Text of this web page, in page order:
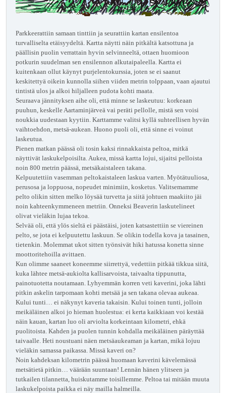
Parkkeerattiin samaan tinttiin ja seurattiin kartan ensilentoa
turvalliselta etäisyydeltä. Kartta näytti näin pitkältä katsottuna ja
päällisin puolin verrattain hyvin selvinneeltä, ottaen huomioon
potkurin suudelman sen ensilennon alkutaipaleella. Kartta ei
kuitenkaan ollut käynyt purjelentokurssia, joten se ei saanut
keskitettyä oikein kunnolla siihen viiden metrin tolppaan, vaan ajautui
tintistä ulos ja alkoi hiljalleen pudota kohti maata.
Seuraava jännityksen aihe oli, että minne se laskeutuu: korkeaan
puuhun, keskelle Aartaminjärveä vai peräti pellolle, mistä sen voisi
noukkia uudestaan kyytiin. Karttamme valitsi kyllä suhteellisen hyvän
vaihtoehdon, metsä-aukean. Huono puoli oli, että sinne ei voinut
laskeutua.
Pienen matkan päässä oli tosin kaksi rinnakkaista peltoa, mitkä
näyttivät laskukelpoisilta. Aukea, missä kartta lojui, sijaitsi pelloista
noin 800 metrin päässä, metsäkaistaleen takana.
Kelpuutettiin vasemman peltokaistaleen laskua varten. Myötätuuliosa,
perusosa ja loppuosa, nopeudet minimiin, kosketus. Valitsemamme
pelto olikin sitten melko löysää turvetta ja siitä johtuen maakiito jäi
noin kahteenkymmeneen metriin. Onneksi Beaverin laskutelineet
olivat vieläkin lujaa tekoa.
Selvää oli, että ylös sieltä ei päästäisi, joten katsastettiin se viereinen
pelto, se jota ei kelpuutettu laskuun. Se olikin todella kova ja tasainen,
tietenkin. Molemmat ukot sitten työnsivät hiki hatussa konetta sinne
moottoritehoilla avittaen.
Kun olimme saaneet koneemme siirrettyä, vedettiin pitkää tikkua siitä,
kuka lähtee metsä-aukiolta kallisarvoista, taivaalta tippunutta,
painotuotetta noutamaan. Lyhyemmän korren veti kaverini, joka lähti
pitkin askelin tarpomaan kohti metsää ja sen takana olevaa aukeaa.
Kului tunti… ei näkynyt kaveria takaisin. Kului toinen tunti, jolloin
meikäläinen alkoi jo hieman huolestua: ei kerta kaikkiaan voi kestää
näin kauan, kartan luo oli arviolta korkeintaan kilometri, ehkä
puolitoista. Kahden ja puolen tunnin kohdalla meikäläinen päräyttää
taivaalle. Heti noustuani näen metsäaukeaman ja kartan, mikä lojuu
vieläkin samassa paikassa. Missä kaveri on?
Noin kahdeksan kilometrin päässä huomaan kaverini kävelemässä
metsätietä pitkin… väärään suuntaan! Lennän hänen ylitseen ja
tutkailen tilannetta, huiskutamme toisillemme. Peltoa tai mitään muuta
laskukelpoista paikka ei näy mailla halmeilla.